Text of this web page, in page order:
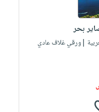
بحر
|ورقي غلاف عادي